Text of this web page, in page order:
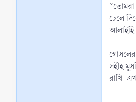
“তোমরা
ঢেলে
আলাইহি
গোসলের
সহীহ
রাখি।